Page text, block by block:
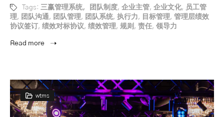
Tags: 三赢管理系统，团队制度, 企业主管, 企业文化, 员工管
理, 团队沟通, 团队管理, 团队系统, 执行力, 目标管理, 管理层绩效
协议签订, 绩效对标协议, 绩效管理, 规则 , 责任, 领导力
Read more
wtms